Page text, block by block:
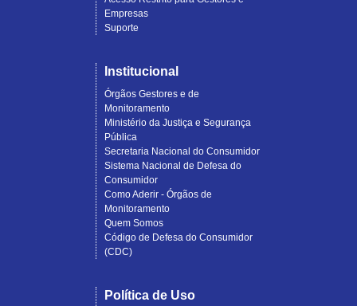
Empresas
Suporte
Institucional
Órgãos Gestores e de
Monitoramento
Ministério da Justiça e Segurança
Pública
Secretaria Nacional do Consumidor
Sistema Nacional de Defesa do
Consumidor
Como Aderir - Órgãos de
Monitoramento
Quem Somos
Código de Defesa do Consumidor
(CDC)
Política de Uso